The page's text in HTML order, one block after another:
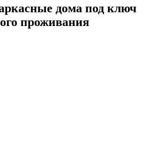
дома под ключ
проживания